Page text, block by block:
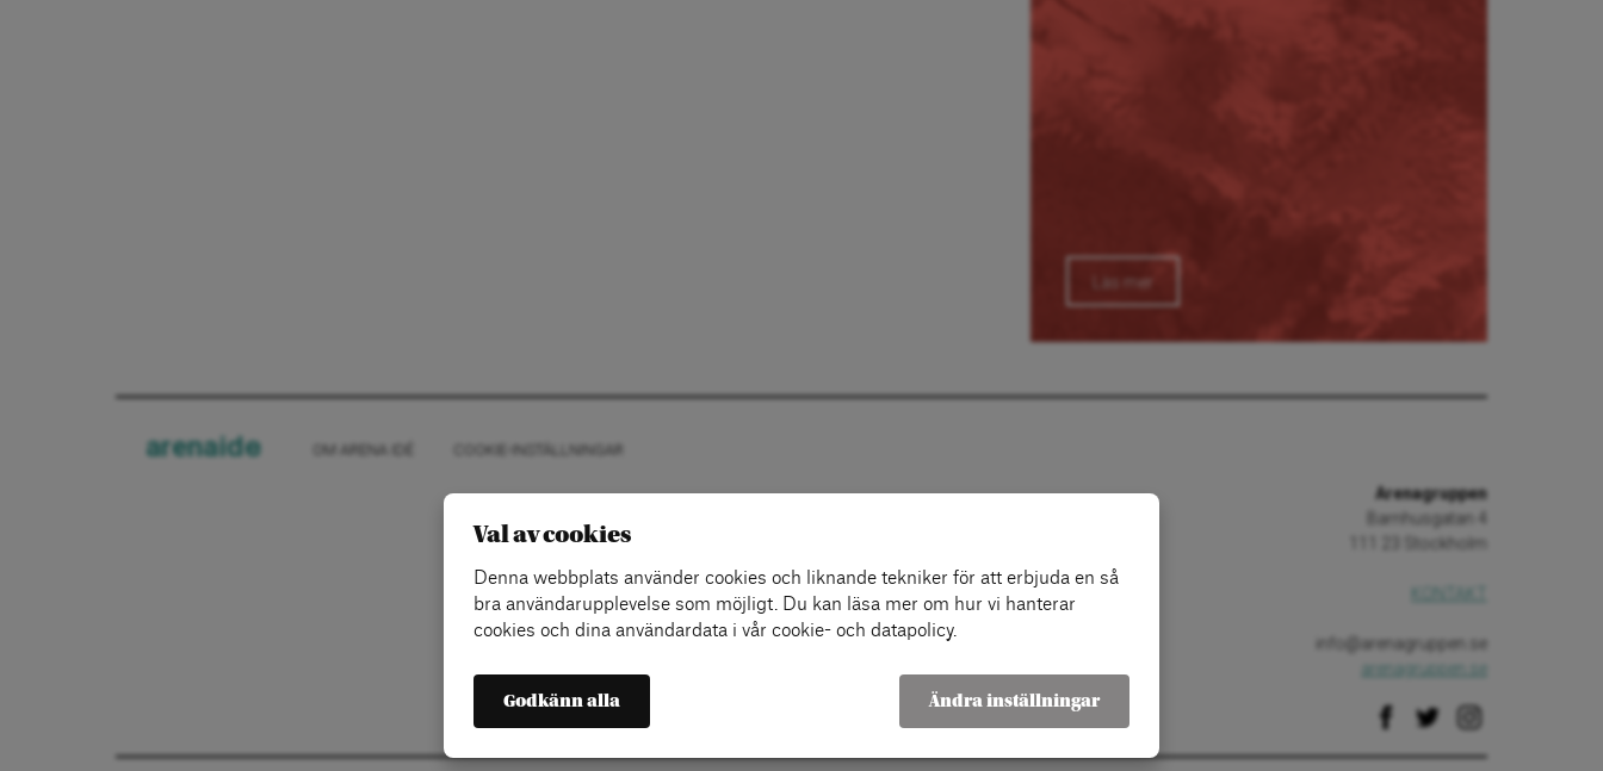
Läs mer
arenaide OM ARENA IDÉ COOKIE-INSTÄLLNINGAR
Arenagruppen
Barnhusgatan 4
111 23 Stockholm
info@arenagruppen.se
arenagruppen.se
Val av cookies
Denna webbplats använder cookies och liknande tekniker för att erbjuda en så
bra användarupplevelse som möjligt. Du kan läsa mer om hur vi hanterar
cookies och dina användardata i vår cookie- och datapolicy.
Godkänn alla Ändra inställningar